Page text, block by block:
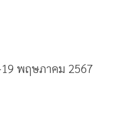
พฤษภาคม 2567